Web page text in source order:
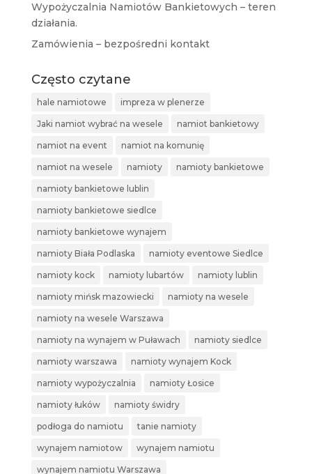
Wypożyczalnia Namiotów Bankietowych – teren
działania.
Zamówienia – bezpośredni kontakt
Często czytane
hale namiotowe impreza w plenerze
Jaki namiot wybrać na wesele namiot bankietowy
namiot na event namiot na komunię
namiot na wesele namioty namioty bankietowe
namioty bankietowe lublin
namioty bankietowe siedlce
namioty bankietowe wynajem
namioty Biała Podlaska namioty eventowe Siedlce
namioty kock namioty lubartów namioty lublin
namioty mińsk mazowiecki namioty na wesele
namioty na wesele Warszawa
namioty na wynajem w Puławach namioty siedlce
namioty warszawa namioty wynajem Kock
namioty wypożyczalnia namioty Łosice
namioty łuków namioty świdry
podłoga do namiotu tanie namioty
wynajem namiotow wynajem namiotu
wynajem namiotu Warszawa